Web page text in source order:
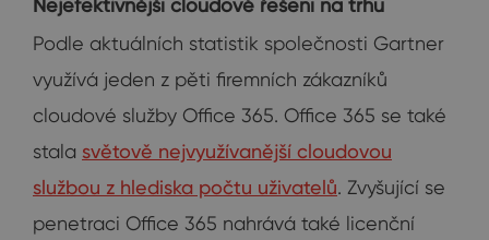
Podle aktuálních statistik společnosti Gartner
využívá jeden z pěti firemních zákazníků
cloudové služby Office 365. Office 365 se také
stala světově nejvyužívanější cloudovou
službou z hlediska počtu uživatelů. Zvyšující se
penetraci Office 365 nahrává také licenční